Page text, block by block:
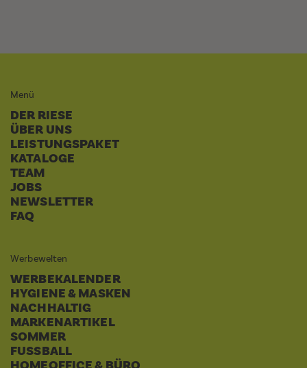
Menü
DER RIESE
ÜBER UNS
LEISTUNGSPAKET
KATALOGE
TEAM
JOBS
NEWSLETTER
FAQ
Werbewelten
WERBEKALENDER
HYGIENE & MASKEN
NACHHALTIG
MARKENARTIKEL
SOMMER
FUSSBALL